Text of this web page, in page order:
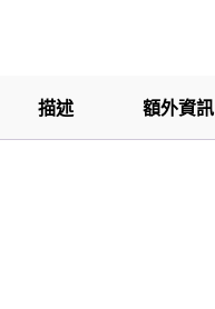
描述 額外資訊